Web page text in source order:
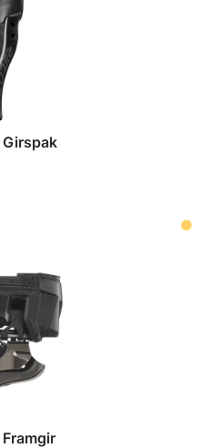
Girspak